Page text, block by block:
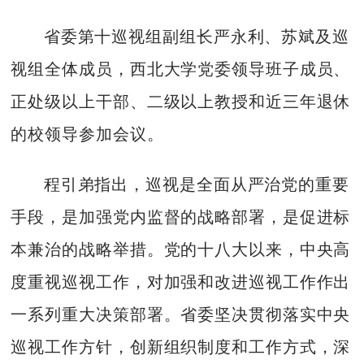
省委第十巡视组副组长严永利、苏斌及巡
视组全体成员，西北大学党委领导班子成员、
正处级以上干部、二级以上教授和近三年退休
的校领导参加会议。
程引弟指出，巡视是全面从严治党的重要
手段，是加强党内监督的战略部署，是促进标
本兼治的战略举措。党的十八大以来，中央高
度重视巡视工作，对加强和改进巡视工作作出
一系列重大决策部署。省委坚决贯彻落实中央
巡视工作方针，创新组织制度和工作方式，深